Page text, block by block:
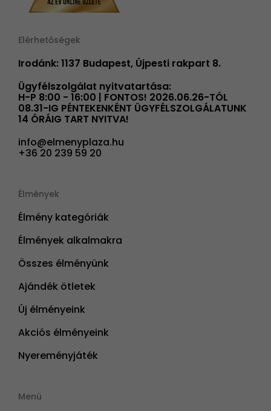
Elérhetőségek
Irodánk: 1137 Budapest, Újpesti rakpart 8.
Ügyfélszolgálat nyitvatartása:
H-P 8:00 - 16:00 | FONTOS! 2026.06.26-TÓL
08.31-IG PÉNTEKENKÉNT ÜGYFÉLSZOLGÁLATUNK
14 ÓRÁIG TART NYITVA!
info@elmenyplaza.hu
+36 20 239 59 20
Élmények
Élmény kategóriák
Élmények alkalmakra
Összes élményünk
Ajándék ötletek
Új élményeink
Akciós élményeink
Nyereményjáték
Menü